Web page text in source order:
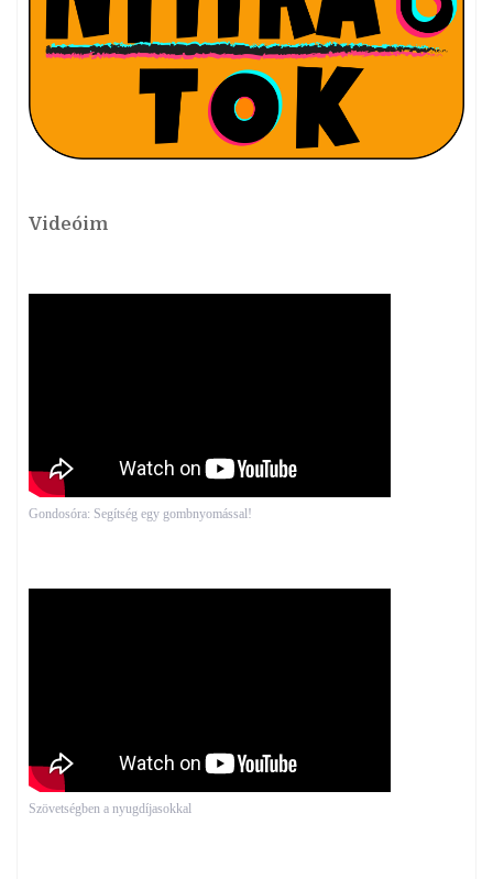
Videóim
Gondosóra: Segítség egy gombnyomással!
Szövetségben a nyugdíjasokkal